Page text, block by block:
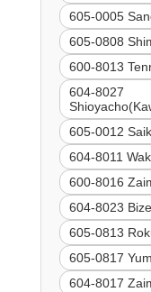
605-0005
605-0808
600-8013
604-8027
605-0012
604-8011
600-8016
604-8023
605-0813
605-0817
604-8017